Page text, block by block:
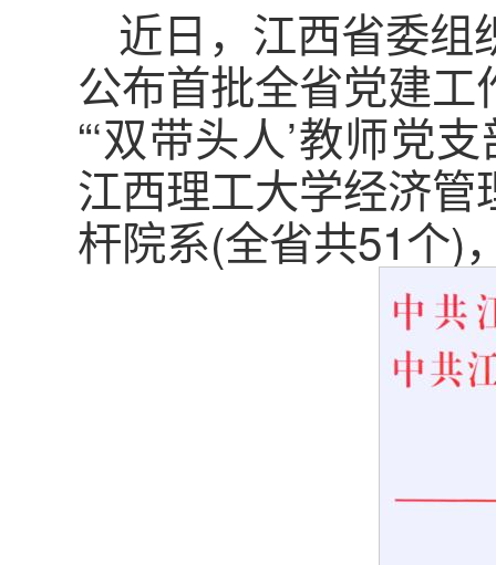
近日，江西省委组
公布首批全省党建
“‘双带头人’教师党
江西理工大学经济
杆院系(全省共51个)